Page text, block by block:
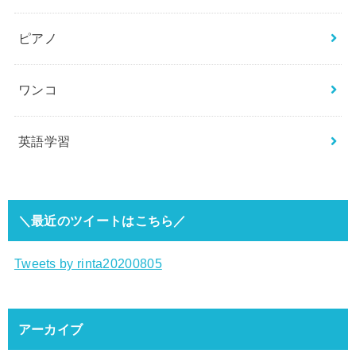
ピアノ
ワンコ
英語学習
＼最近のツイートはこちら／
Tweets by rinta20200805
アーカイブ